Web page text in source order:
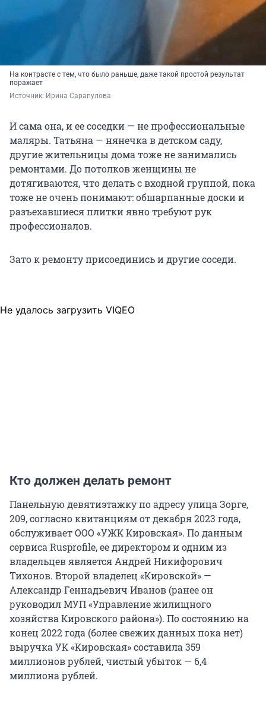
На контрасте с тем, что было раньше, даже такой простой результат
поражает
Источник: Ирина Сарапулова
И сама она, и ее соседки — не профессиональные
маляры. Татьяна — нянечка в детском саду,
другие жительницы дома тоже не занимались
ремонтами. До потолков женщины не
дотягиваются, что делать с входной группой, пока
тоже не очень понимают: обшарпанные доски и
разъехавшиеся плитки явно требуют рук
профессионалов.
Зато к ремонту присоединись и другие соседи.
Не удалось загрузить VIQEO
Кто должен делать ремонт
Панельную девятиэтажку по адресу улица Зорге,
209, согласно квитанциям от декабря 2023 года,
обслуживает ООО «УЖК Кировская». По данным
сервиса Rusprofile, ее директором и одним из
владельцев является Андрей Никифорович
Тихонов. Второй владелец «Кировской» —
Александр Геннадьевич Иванов (ранее он
руководил МУП «Управление жилищного
хозяйства Кировского района»). По состоянию на
конец 2022 года (более свежих данных пока нет)
выручка УК «Кировская» составила 359
миллионов рублей, чистый убыток — 6,4
миллиона рублей.